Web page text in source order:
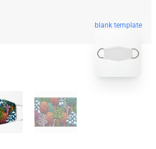
blank template